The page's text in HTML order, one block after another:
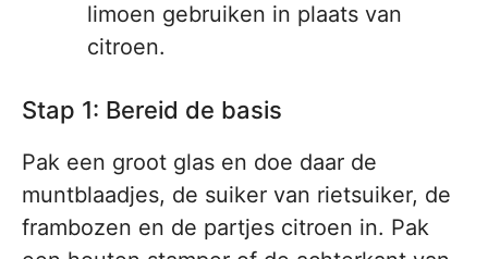
limoen gebruiken in plaats van
citroen.
Stap 1: Bereid de basis
Pak een groot glas en doe daar de
muntblaadjes, de suiker van rietsuiker, de
frambozen en de partjes citroen in. Pak